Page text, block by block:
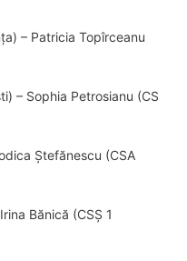
– Patricia Topîrceanu
– Sophia Petrosianu (CS
Ștefănescu (CSA
Bănică (CSȘ 1